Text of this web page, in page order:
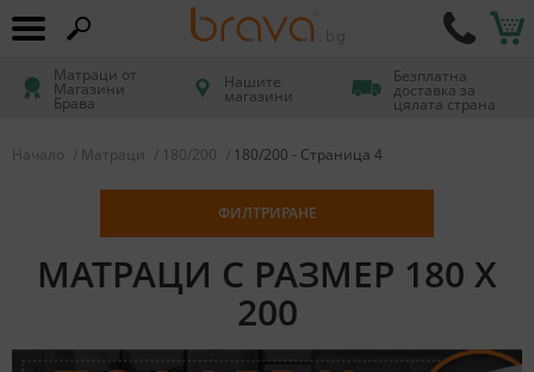
Матраци от
Магазини
Брава
Нашите
магазини
Безплатна
доставка за
цялата страна
Начало Матраци 180/200 180/200 - Страница 4
МАТРАЦИ С РАЗМЕР 180 X
200
ФИЛТРИРАНЕ